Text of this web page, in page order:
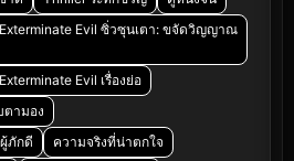
Evil ซิ่วซุนเตา: ขจัดวิญญาณ
Evil เรื่องย่อ
ตามอง
ภักดี
ความจริงที่น่าตกใจ